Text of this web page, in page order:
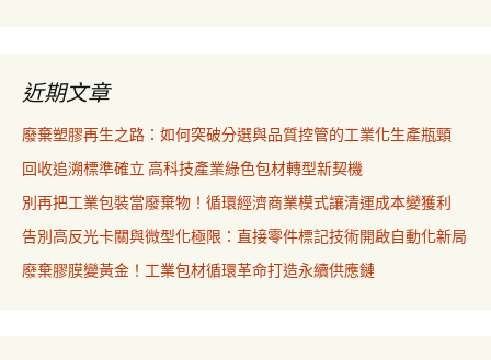
近期文章
廢棄塑膠再生之路：如何突破分選與品質控管的工業化生產瓶頸
回收追溯標準確立 高科技產業綠色包材轉型新契機
別再把工業包裝當廢棄物！循環經濟商業模式讓清運成本變獲利
告別高反光卡關與微型化極限：直接零件標記技術開啟自動化新局
廢棄膠膜變黃金！工業包材循環革命打造永續供應鏈